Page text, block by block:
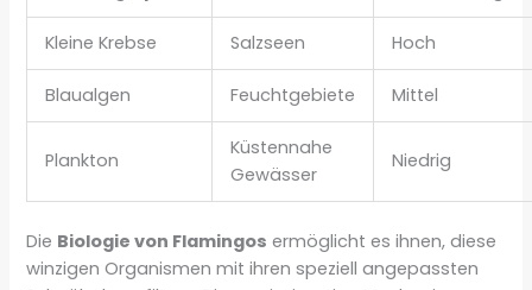
Kleine Krebse Salzseen Hoch
Blaualgen Feuchtgebiete Mittel
Plankton
Küstennahe
Gewässer
Niedrig
Die Biologie von Flamingos ermöglicht es ihnen, diese
winzigen Organismen mit ihren speziell angepassten